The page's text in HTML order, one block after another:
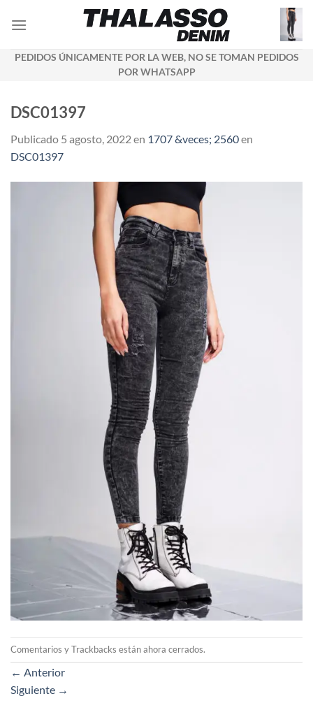
PEDIDOS ÚNICAMENTE POR LA WEB, NO SE TOMAN PEDIDOS
POR WHATSAPP
DSC01397
Publicado 5 agosto, 2022en 1707 &veces; 2560en
DSC01397
Comentarios y Trackbacks están ahora cerrados.
← Anterior
Siguiente →